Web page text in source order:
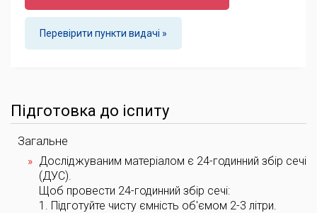
Перевірити пункти видачі »
Підготовка до іспиту
Загальне
Досліджуваним матеріалом є 24-годинний збір сечі
(ДУС).
Щоб провести 24-годинний збір сечі:
1. Підготуйте чисту ємність об'ємом 2-3 літри.